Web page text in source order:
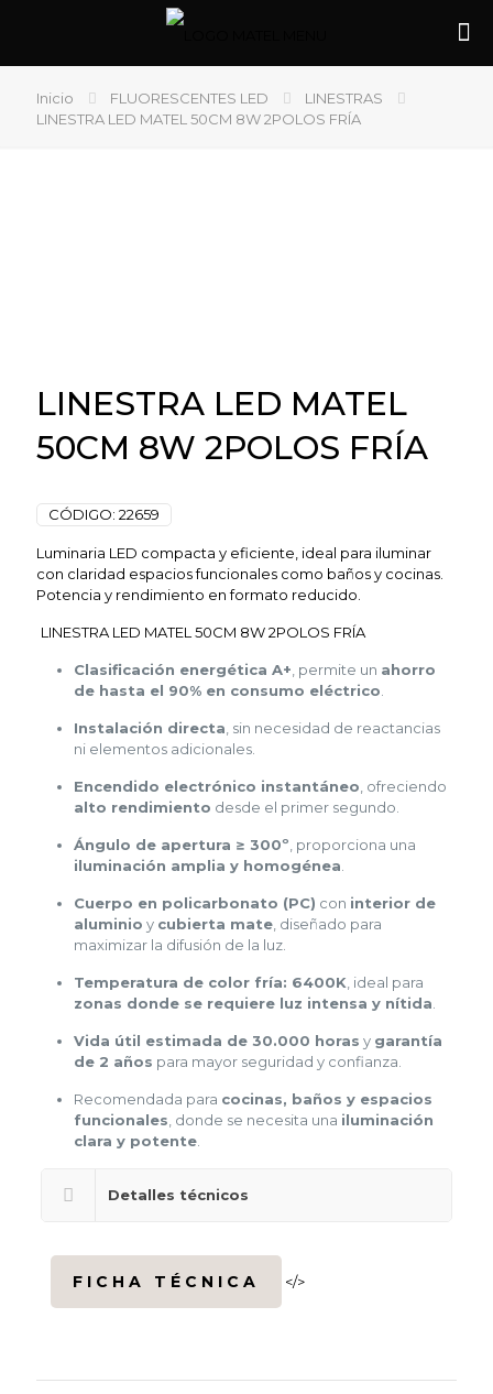
Inicio FLUORESCENTES LED
LINESTRAS
LINESTRA LED MATEL 50CM 8W 2POLOS FRÍA
LINESTRA LED MATEL
50CM 8W 2POLOS FRÍA
CÓDIGO: 22659
Luminaria LED compacta y eficiente, ideal para iluminar
con claridad espacios funcionales como baños y cocinas.
Potencia y rendimiento en formato reducido.
LINESTRA LED MATEL 50CM 8W 2POLOS FRÍA
Clasificación energética A+ , permite un ahorro
de hasta el 90% en consumo eléctrico
Instalación directa , sin necesidad de reactancias
ni elementos adicionales.
Encendido electrónico instantáneo , ofreciendo
alto rendimiento desde el primer segundo.
Ángulo de apertura ≥ 300º , proporciona una
iluminación amplia y homogénea
Cuerpo en policarbonato (PC) con interior de
aluminio y cubierta mate, diseñado para
maximizar la difusión de la luz.
Temperatura de color fría: 6400K , ideal para
zonas donde se requiere luz intensa y nítida
Vida útil estimada de 30.000 horas y garantía
de 2 años para mayor seguridad y confianza.
Recomendada para cocinas, baños y espacios
funcionales , donde se necesita una iluminación
clara y potente.
Detalles técnicos
FICHA TÉCNICA </>